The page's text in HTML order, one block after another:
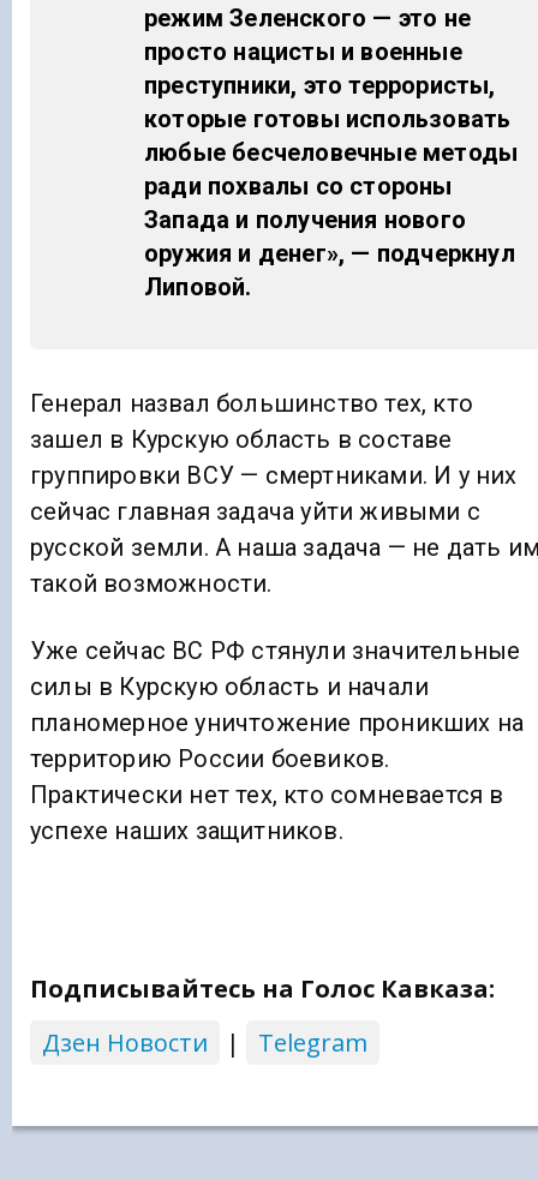
режим Зеленского — это не
просто нацисты и военные
преступники, это террористы,
которые готовы использовать
любые бесчеловечные методы
ради похвалы со стороны
Запада и получения нового
оружия и денег», — подчеркнул
Липовой.
Генерал назвал большинство тех, кто
зашел в Курскую область в составе
группировки ВСУ — смертниками. И у них
сейчас главная задача уйти живыми с
русской земли. А наша задача — не дать
такой возможности.
Уже сейчас ВС РФ стянули значительные
силы в Курскую область и начали
планомерное уничтожение проникших на
территорию России боевиков.
Практически нет тех, кто сомневается в
успехе наших защитников.
Подписывайтесь на Голос Кавказа:
Дзен Новости
| Telegram